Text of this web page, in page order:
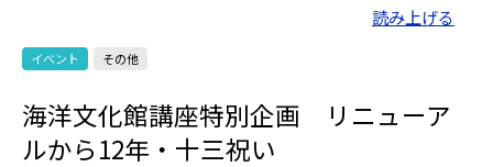
読み上げる
イベント その他
海洋文化館講座特別企画 リニューア
ルから12年・十三祝い